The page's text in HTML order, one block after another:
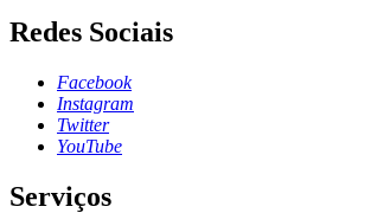
Redes Sociais
Facebook
Instagram
Twitter
YouTube
Serviços